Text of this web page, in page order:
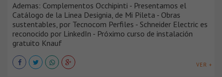
Ademas: Complementos Occhipinti - Presentamos el
Catálogo de la Linea Designia, de Mi Pileta - Obras
sustentables, por Tecnocom Perfiles - Schneider Electric es
reconocido por LinkedIn - Próximo curso de instalación
gratuito Knauf
VER +